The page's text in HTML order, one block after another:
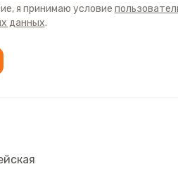
я принимаю условие
данных.